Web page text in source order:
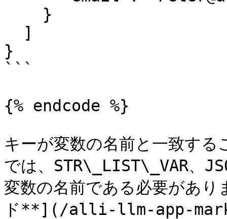
}
```
{% endcode %}
キーが変数の名前と一致す
では、STR\_LIST\_VAR、
変数の名前である必要があ
ド**](/alli-llm-app-